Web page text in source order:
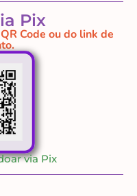
Pix
Code ou do link de
via Pix